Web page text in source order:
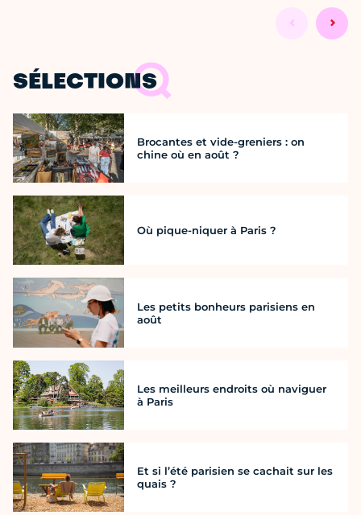
SÉLECTIONS
Brocantes et vide-greniers : on
chine où en août ?
Où pique-niquer à Paris ?
Les petits bonheurs parisiens en
août
Les meilleurs endroits où naviguer
à Paris
Et si l’été parisien se cachait sur les
quais ?